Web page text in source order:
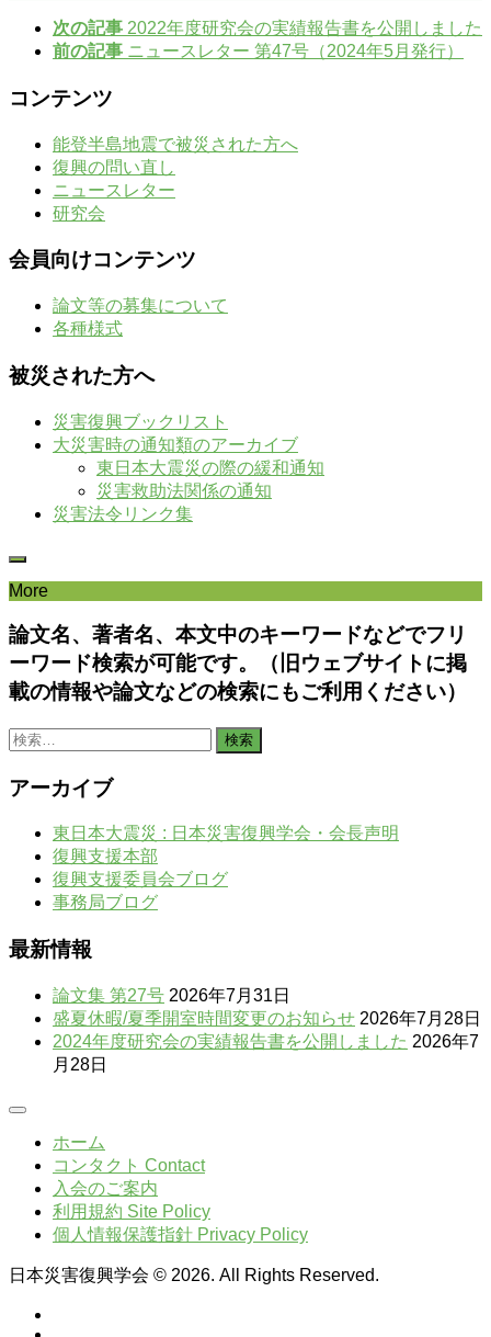
次の記事 2022年度研究会の実績報告書を公開しました
前の記事 ニュースレター 第47号（2024年5月発行）
コンテンツ
能登半島地震で被災された方へ
復興の問い直し
ニュースレター
研究会
会員向けコンテンツ
論文等の募集について
各種様式
被災された方へ
災害復興ブックリスト
大災害時の通知類のアーカイブ
東日本大震災の際の緩和通知
災害救助法関係の通知
災害法令リンク集
More
論文名、著者名、本文中のキーワードなどでフリ
ーワード検索が可能です。（旧ウェブサイトに掲
載の情報や論文などの検索にもご利用ください）
検
アーカイブ
東日本大震災 : 日本災害復興学会・会長声明
復興支援本部
復興支援委員会ブログ
事務局ブログ
最新情報
論文集 第27号 2026年7月31日
盛夏休暇/夏季開室時間変更のお知らせ 2026年7月28日
2024年度研究会の実績報告書を公開しました 2026年7
月28日
ホーム
コンタクト Contact
入会のご案内
利用規約 Site Policy
個人情報保護指針 Privacy Policy
日本災害復興学会 © 2026. All Rights Reserved.